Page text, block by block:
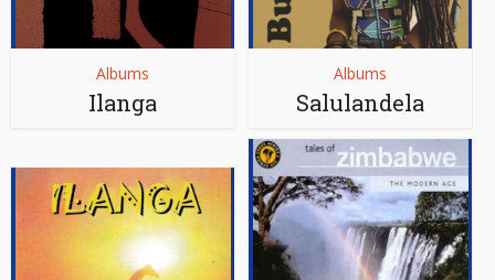
Albums
Ilanga
Albums
Salulandela